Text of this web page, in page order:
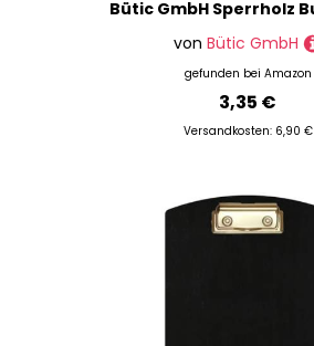
von Bütic GmbH
gefunden bei Amazon
3,35 €
Versandkosten: 6,90 €